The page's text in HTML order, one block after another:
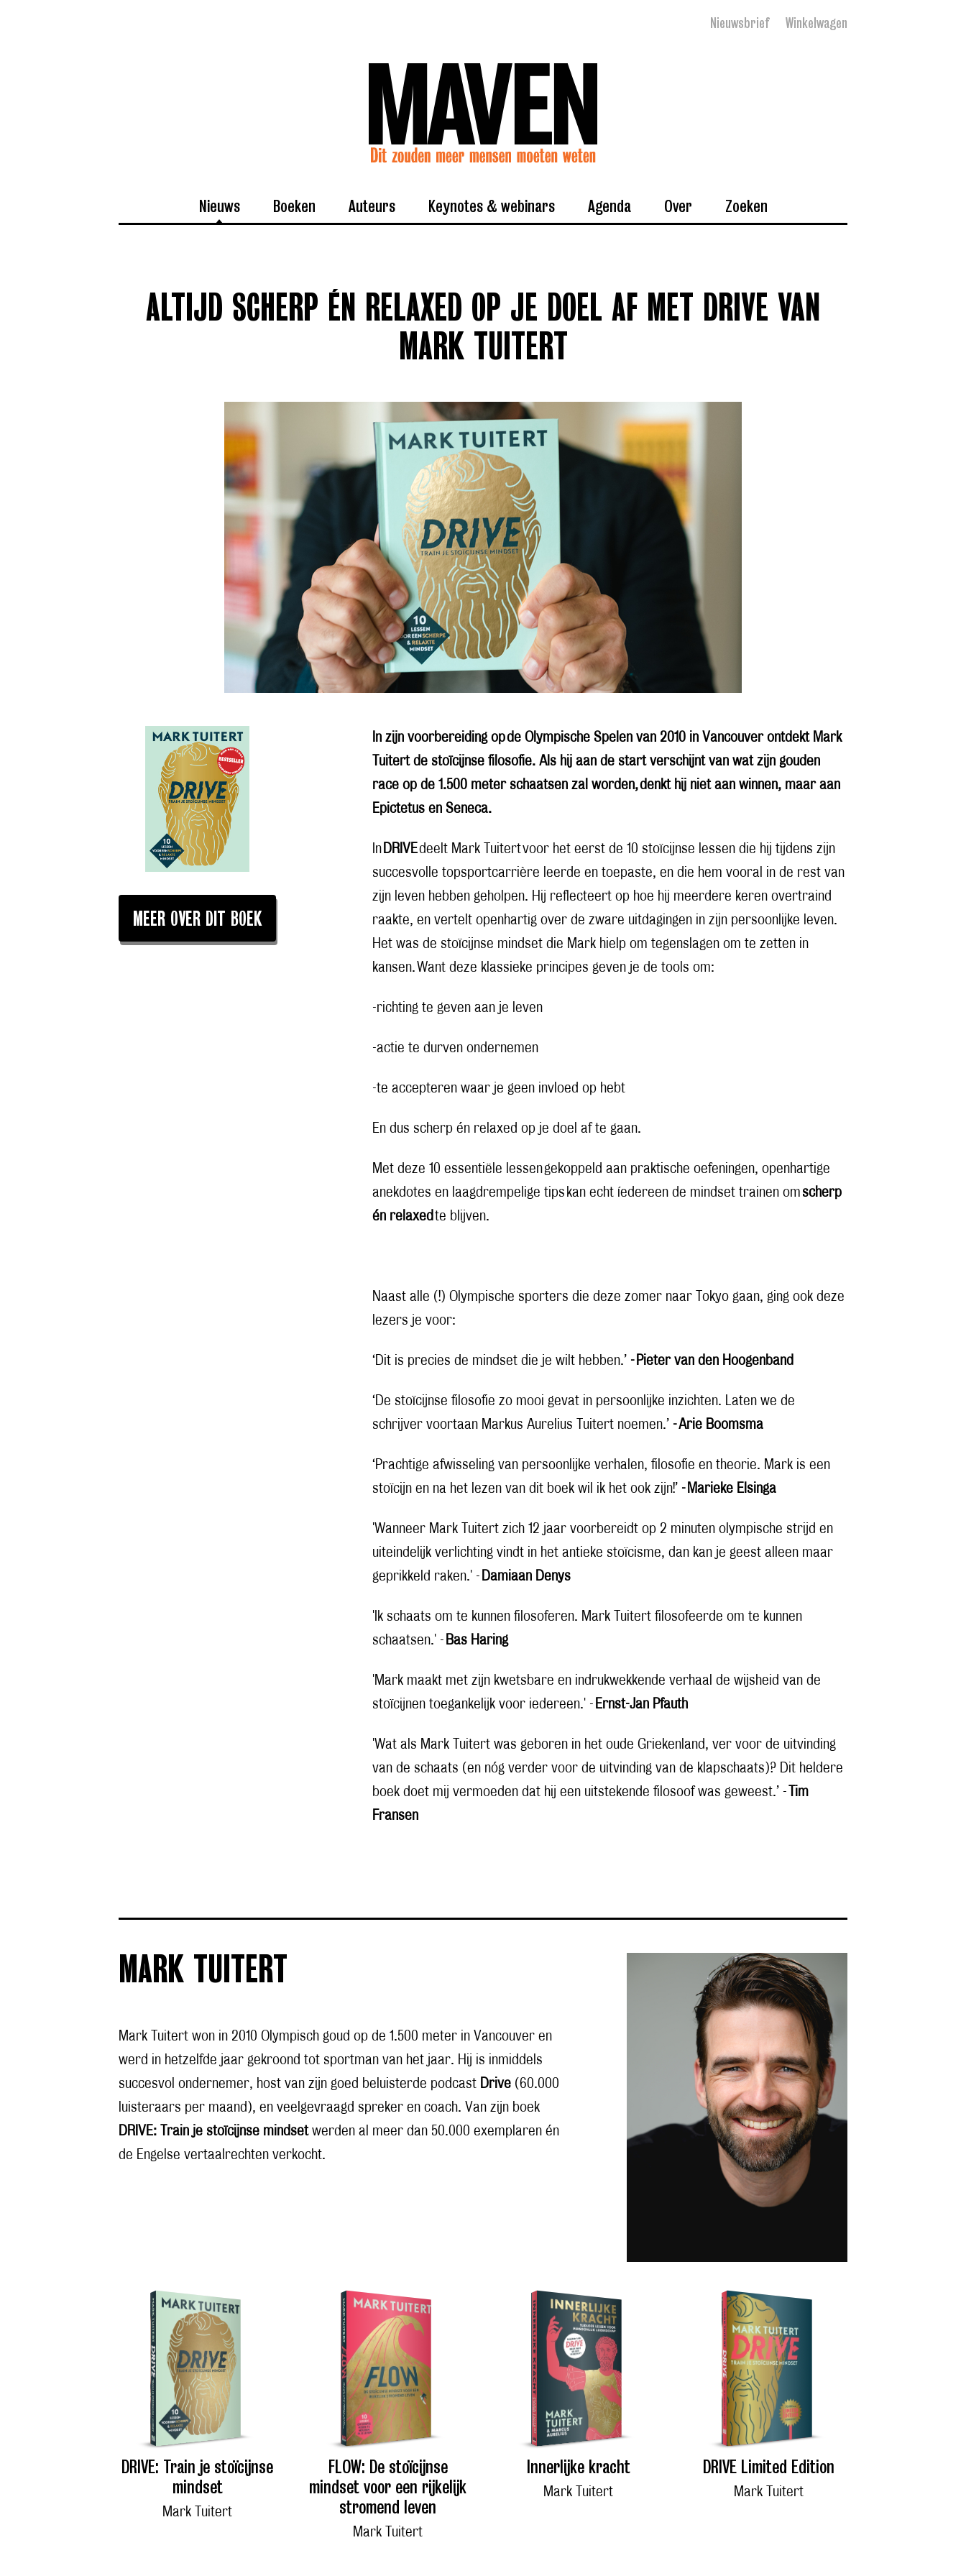
Nieuwsbrief Winkelwagen
Nieuws Boeken Auteurs Keynotes & webinars Agenda Over Zoeken
ALTIJD SCHERP ÉN RELAXED OP JE DOEL AF MET DRIVE VAN
MARK TUITERT
MEER OVER DIT BOEK
In zijn voorbereiding op de Olympische Spelen van 2010 in Vancouver ontdekt Mark
Tuitert de stoïcijnse filosofie. Als hij aan de start verschijnt van wat zijn gouden
race op de 1.500 meter schaatsen zal worden, denkt hij niet aan winnen, maar aan
Epictetus en Seneca.
In DRIVEdeelt Mark Tuitert voor het eerst de 10 stoïcijnse lessen die hij tijdens zijn
succesvolle topsportcarrière leerde en toepaste, en die hem vooral in de rest van
zijn leven hebben geholpen. Hij reflecteert op hoe hij meerdere keren overtraind
raakte, en vertelt openhartig over de zware uitdagingen in zijn persoonlijke leven.
Het was de stoïcijnse mindset die Mark hielp om tegenslagen om te zetten in
kansen. Want deze klassieke principes geven je de tools om:
-richting te geven aan je leven
-actie te durven ondernemen
-te accepteren waar je geen invloed op hebt
En dus scherp én relaxed op je doel af te gaan.
Met deze 10 essentiële lessen gekoppeld aan praktische oefeningen, openhartige
anekdotes en laagdrempelige tips kan echt íedereen de mindset trainen om scherp
én relaxedte blijven.
Naast alle (!) Olympische sporters die deze zomer naar Tokyo gaan, ging ook deze
lezers je voor:
‘Dit is precies de mindset die je wilt hebben.’ - Pieter van den Hoogenband
‘De stoïcijnse filosofie zo mooi gevat in persoonlijke inzichten. Laten we de
schrijver voortaan Markus Aurelius Tuitert noemen.’ - Arie Boomsma
‘Prachtige afwisseling van persoonlijke verhalen, filosofie en theorie. Mark is een
stoïcijn en na het lezen van dit boek wil ik het ook zijn!’ - Marieke Elsinga
'Wanneer Mark Tuitert zich 12 jaar voorbereidt op 2 minuten olympische strijd en
uiteindelijk verlichting vindt in het antieke stoïcisme, dan kan je geest alleen maar
geprikkeld raken.' - Damiaan Denys
'Ik schaats om te kunnen filosoferen. Mark Tuitert filosofeerde om te kunnen
schaatsen.' - Bas Haring
'Mark maakt met zijn kwetsbare en indrukwekkende verhaal de wijsheid van de
stoïcijnen toegankelijk voor iedereen.' - Ernst-Jan Pfauth
'Wat als Mark Tuitert was geboren in het oude Griekenland, ver voor de uitvinding
van de schaats (en nóg verder voor de uitvinding van de klapschaats)? Dit heldere
boek doet mij vermoeden dat hij een uitstekende filosoof was geweest.’ -
Tim
Fransen
MARK TUITERT
Mark Tuitert won in 2010 Olympisch goud op de 1.500 meter in Vancouver en
werd in hetzelfde jaar gekroond tot sportman van het jaar. Hij is inmiddels
succesvol ondernemer, host van zijn goed beluisterde podcast Drive (60.000
luisteraars per maand), en veelgevraagd spreker en coach. Van zijn boek
DRIVE: Train je stoïcijnse mindsetwerden al meer dan 50.000 exemplaren én
de Engelse vertaalrechten verkocht.
DRIVE: Train je stoïcijnse
mindset
Mark Tuitert
FLOW: De stoïcijnse
mindset voor een rijkelijk
stromend leven
Mark Tuitert
Innerlijke kracht
Mark Tuitert
DRIVE Limited Edition
Mark Tuitert